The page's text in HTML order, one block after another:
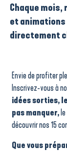
Chaque mois,
et animations
directement
Envie de profiter
Inscrivez-vous à
idées sorties,
pas manquer,
découvrir nos 15
Que vous